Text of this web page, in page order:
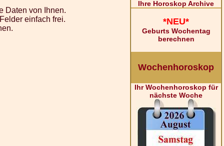
Daten von Ihnen.
einfach frei.
Ihre Horoskop Archive
*NEU*
Geburts Wochentag
berechnen
Wochenhoroskop
Ihr Wochenhoroskop für
nächste Woche